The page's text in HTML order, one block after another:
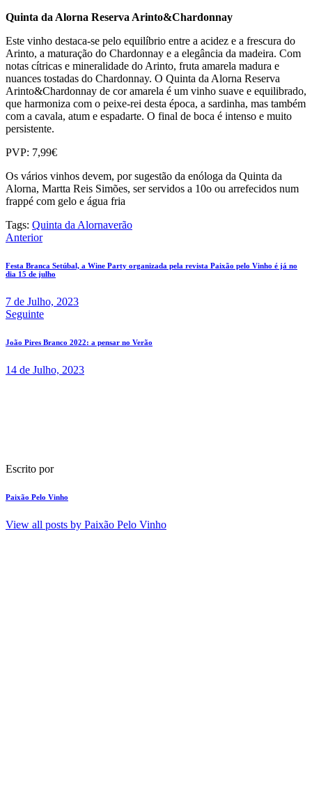
Quinta da Alorna Reserva Arinto&Chardonnay
Este vinho destaca-se pelo equilíbrio entre a acidez e a frescura do
Arinto, a maturação do Chardonnay e a elegância da madeira. Com
notas cítricas e mineralidade do Arinto, fruta amarela madura e
nuances tostadas do Chardonnay. O Quinta da Alorna Reserva
Arinto&Chardonnay de cor amarela é um vinho suave e equilibrado,
que harmoniza com o peixe-rei desta época, a sardinha, mas também
com a cavala, atum e espadarte. O final de boca é intenso e muito
persistente.
PVP: 7,99€
Os vários vinhos devem, por sugestão da enóloga da Quinta da
Alorna, Martta Reis Simões, ser servidos a 10o ou arrefecidos num
frappé com gelo e água fria
Tags: Quinta da Alornaverão
Navegação
de
artigos
Anterior
Festa Branca Setúbal, a Wine Party organizada pela revista Paixão pelo Vinho é já no
dia 15 de julho
7 de Julho, 2023
Seguinte
João Pires Branco 2022: a pensar no Verão
14 de Julho, 2023
Escrito por
Paixão Pelo Vinho
View all posts by Paixão Pelo Vinho